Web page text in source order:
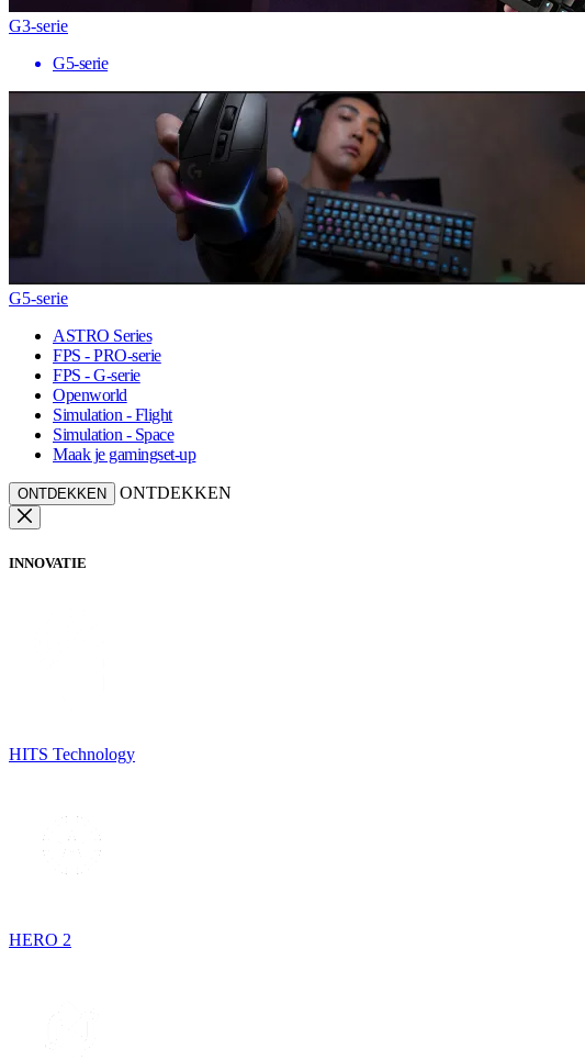
G3-serie
G5-serie
G5-serie
ASTRO Series
FPS - PRO-serie
FPS - G-serie
Openworld
Simulation - Flight
Simulation - Space
Maak je gamingset-up
ONTDEKKEN ONTDEKKEN
INNOVATIE
HITS Technology
HERO 2